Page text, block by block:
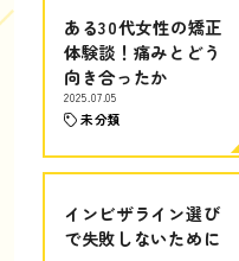
ある30代女性の矯正
体験談！痛みとどう
向き合ったか
2025.07.05
未分類
インビザライン選び
で失敗しないために